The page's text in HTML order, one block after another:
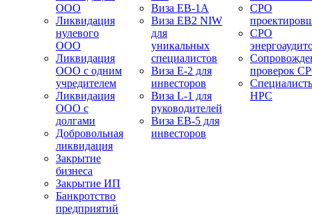
ООО
Ликвидация
нулевого
ООО
Ликвидация
ООО с одним
учредителем
Ликвидация
ООО с
долгами
Добровольная
ликвидация
Закрытие
бизнеса
Закрытие ИП
Банкротство
предприятий
Виза EB-1A
Виза EB2 NIW
для
уникальных
специалистов
Виза E-2 для
инвесторов
Виза L-1 для
руководителей
Виза EB-5 для
инвесторов
СРО
СРО
проверок
НРС